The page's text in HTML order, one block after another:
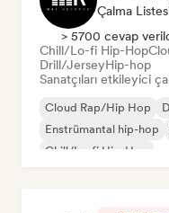
Çalma
> 5700 cevap
Chill/Lo-fi Hip-Hop
Drill/JerseyHip-hop
Sanatçıları etkileyici
Cloud Rap/Hip Hop
Enstrümantal hip-hop
Chill/Lo-fi Hip-Hop